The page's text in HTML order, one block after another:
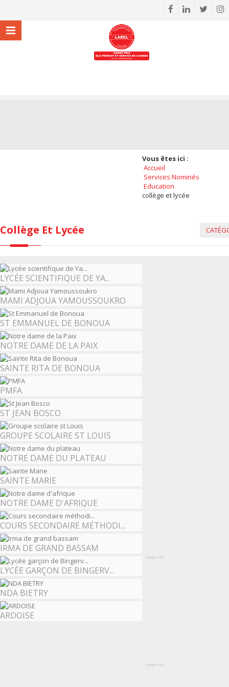
Vous êtes ici :
Accueil
Services Nominés
Education
collège et lycée
Collège Et Lycée
LYCÉE SCIENTIFIQUE DE YA...
MAMI ADJOUA YAMOUSSOUKRO
ST EMMANUEL DE BONOUA
NOTRE DAME DE LA PAIX
SAINTE RITA DE BONOUA
PMFA
ST JEAN BOSCO
GROUPE SCOLAIRE ST LOUIS
NOTRE DAME DU PLATEAU
SAINTE MARIE
NOTRE DAME D'AFRIQUE
COURS SECONDAIRE MÉTHODI...
IRMA DE GRAND BASSAM
LYCÉE GARÇON DE BINGERV...
NDA BIETRY
ARDOISE
slogin.info
slogin.info